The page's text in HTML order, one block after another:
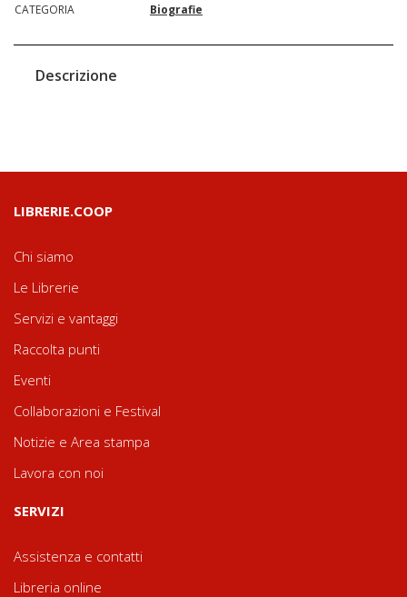
CATEGORIA
Biografie
Descrizione
LIBRERIE.COOP
Chi siamo
Le Librerie
Servizi e vantaggi
Raccolta punti
Eventi
Collaborazioni e Festival
Notizie e Area stampa
Lavora con noi
SERVIZI
Assistenza e contatti
Libreria online